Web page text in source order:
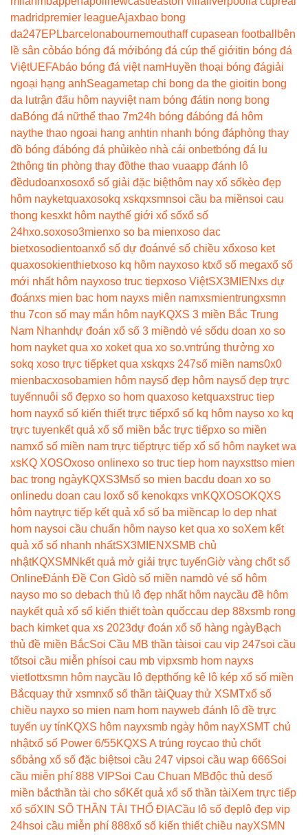
madridpremier leagueAjaxbao bong
da247EPLbarcelonabournemouthaff cupasean football
bên
lề sân cỏbáo bóng đá mớibóng đá cúp thế giớitin bóng đá
ViệtUEFAbáo bóng đá việt namHuyền thoại bóng đágiải
ngoại hạng anhSeagametap chi bong da the gioitin bong
da lutrận đấu hôm nayviệt nam bóng đátin nong bong
daBóng đá nữthể thao 7m24h bóng đábóng đá hôm
naythe thao ngoai hang anhtin nhanh bóng đáphòng thay
đồ bóng đábóng đá phủikèo nhà cái onbetbóng đá lu
2thông tin phòng thay đồthe thao vuaapp đánh lô
đềdudoanxosoxổ số giải đặc biệthôm nay xổ sốkèo đẹp
hôm nayketquaxosokq xskqxsmnsoi cầu ba miềnsoi cau
thong kesxkt hôm naythế giới xổ sốxổ số
24hxo.soxoso3mienxo so ba mienxoso dac
bietxosodientoanxổ số dự đoánvé số chiều xổxoso ket
quaxosokienthietxoso kq hôm nayxoso ktxổ số megaxổ số
mới nhất hôm nayxoso truc tiepxoso ViệtSX3MIENxs dự
đoánxs mien bac hom nayxs miên namxsmientrungxsmn
thu 7con số may mắn hôm nayKQXS 3 miền Bắc Trung
Nam Nhanhdự đoán xổ số 3 miềndò vé sốdu doan xo so
hom nayket qua xo xoket qua xo so.vntrúng thưởng xo
sokq xoso trực tiếpket qua xskqxs 247số miền nams0x0
mienbacxosobamien hôm naysố đẹp hôm naysố đẹp trực
tuyếnnuôi số đẹpxo so hom quaxoso ketquaxstruc tiep
hom nayxổ số kiến thiết trực tiếpxổ số kq hôm nayso xo kq
trực tuyenkết quả xổ số miền bắc trực tiếpxo so miền
namxổ số miền nam trực tiếptrực tiếp xổ số hôm nayket wa
xsKQ XOSOxoso onlinexo so truc tiep hom nayxsttso mien
bac trong ngàyKQXS3Msố so mien bacdu doan xo so
onlinedu doan cau loxổ số kenokqxs vnKQXOSOKQXS
hôm naytrực tiếp kết quả xổ số ba miềncap lo dep nhat
hom naysoi cầu chuẩn hôm nayso ket qua xo soXem kết
quả xổ số nhanh nhấtSX3MIEN XSMB chủ
nhậtKQXSMN kết quả mở giải trực tuyếnGiờ vàng chốt số
OnlineĐánh Đề Con Gìdò số miền namdò vé số hôm
nayso mo so debach thủ lô đẹp nhất hôm naycầu đề hôm
naykết quả xổ số kiến thiết toàn quốccau dep 88xsmb rong
bach kimket qua xs 2023dự đoán xổ số hàng ngàyBạch
thủ đề miền BắcSoi Cầu MB thần tàisoi cau vip 247soi cầu
tốtsoi cầu miễn phísoi cau mb vipxsmb hom nayxs
vietlottxsmn hôm naycầu lô đẹpthống kê lô kép xổ số miền
Bắcquay thử xsmnxổ số thần tàiQuay thử XSMTxổ số
chiều nayxo so mien nam hom nayweb đánh lô đề trực
tuyến uy tínKQXS hôm nayxsmb ngày hôm nayXSMT chủ
nhậtxổ số Power 6/55KQXS A trúng roycao thủ chốt
sốbảng xổ số đặc biệtsoi cầu 247 vipsoi cầu wap 666Soi
cầu miễn phí 888 VIPSoi Cau Chuan MBđộc thủ desố
miền bắcthần tài cho sốKết quả xổ số thần tàiXem trực tiếp
xổ sốXIN SỐ THẦN TÀI THỔ ĐỊACầu lô số đẹp lô đẹp vip
24hsoi cầu miễn phí 888xổ số kiến thiết chiều nayXSMN